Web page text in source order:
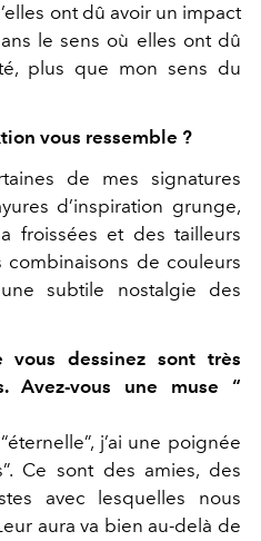
ont dû avoir un impact
le sens où elles ont dû
plus que mon sens du
vous ressemble ?
de mes signatures
d’inspiration grunge,
froissées et des tailleurs
combinaisons de couleurs
subtile nostalgie des
vous dessinez sont très
Avez-vous une muse “
j’ai une poignée
Ce sont des amies, des
avec lesquelles nous
aura va bien au-delà de